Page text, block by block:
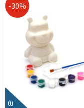
-30%
ÚJ